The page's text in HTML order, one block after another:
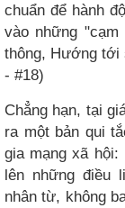
chuẩn để hành
vào những
thông, Hướng tới
- #18)
Chẳng hạn, tại
ra một bản qui
gia mạng xã
lên những điều
nhân từ, không